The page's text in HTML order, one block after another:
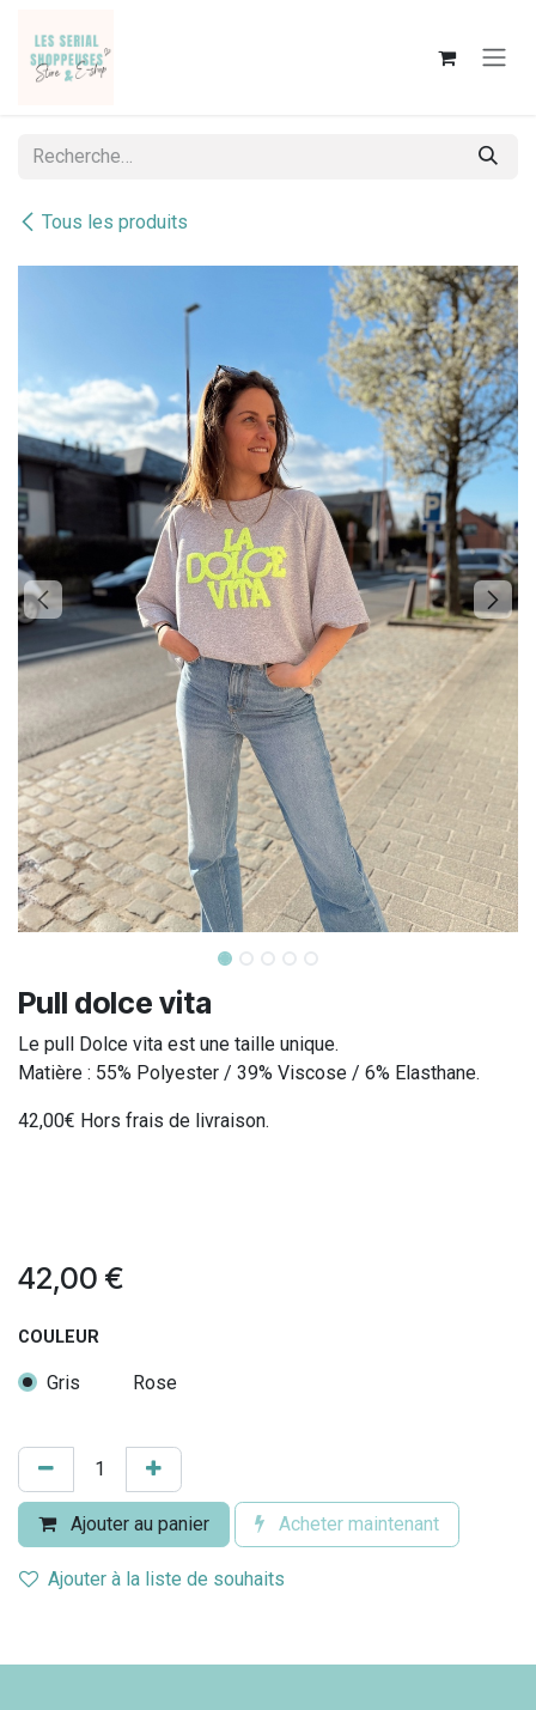
Tous les produits
Pull dolce vita
Le pull Dolce vita est une taille unique.
Matière : 55% Polyester / 39% Viscose / 6% Elasthane.
42,00€ Hors frais de livraison.
42,00 €
COULEUR
Gris Rose
Ajouter au panier Acheter maintenant
Ajouter à la liste de souhaits